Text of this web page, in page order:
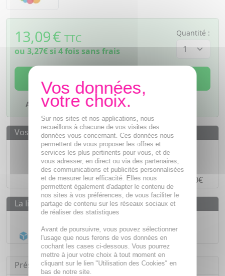
13,09€ TTC
ou 3,27€si 4 fois sans frais
Quantité :
AJOUTER AU PANIER
Ajouter à mes favoris
Vos avantages
Des prixIMBATTABLES
Paiement en ligneSÉCURISÉ
Paiement en4 fois sans fraisà partir de 30€
La livraison
Livraison gratuite dès
Acheminement Chronoposten 24h*
Présentation
Sur nos sites et nos applications, nous
recueillons à chacune de vos visites des
données vous concernant. Ces données nous
permettent de vous proposer les offres et
services les plus pertinents pour vous, et de
vous adresser, en direct ou via des partenaires,
des communications et publicités personnalisées
et de mesurer leur efficacité. Elles nous
permettent également d'adapter le contenu de
nos sites à vos préférences, de vous faciliter le
partage de contenu sur les réseaux sociaux et
de réaliser des statistiques
Avant de poursuivre, vous pouvez sélectionner
l'usage que nous ferons de vos données en
cochant les cases ci-dessous. Vous pourrez
mettre à jour votre choix à tout moment en
cliquant sur le lien "Utilisation des Cookies" en
bas de notre site.